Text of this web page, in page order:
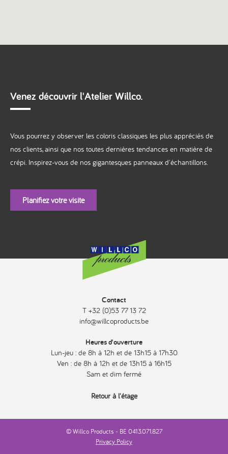
Venez découvrir l'Atelier Willco.
Vous pourrez y observer les coloris classiques les plus appréciés de
nos clients, ainsi que nos toutes dernières tendances en matière de
crépi. Inspirez-vous de nos gigantesques panneaux d'échantillons.
Planifiez votre visite
Contact
T +32 (0)53 77 13 72
info@willcoproducts.be
Heures d'ouverture
Lun-jeu : de 8h à 12h et de 13h15 à 17h30
Ven : de 8h à 12h et de 13h15 à 16h15
Sam et dim fermé
Retour à l'étage
© Willco Products - BE 0413.071.827
Privacy Policy